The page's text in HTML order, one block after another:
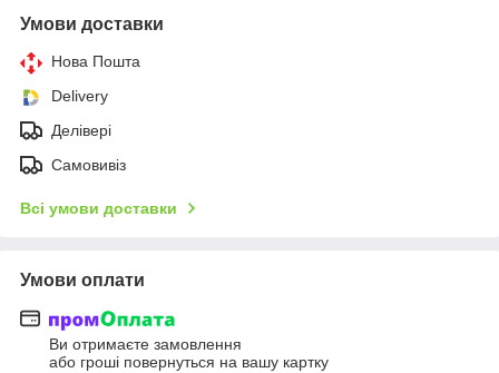
Умови доставки
Нова Пошта
Delivery
Делівері
Самовивіз
Всі умови доставки
Умови оплати
Ви отримаєте замовлення
або гроші повернуться на вашу картку